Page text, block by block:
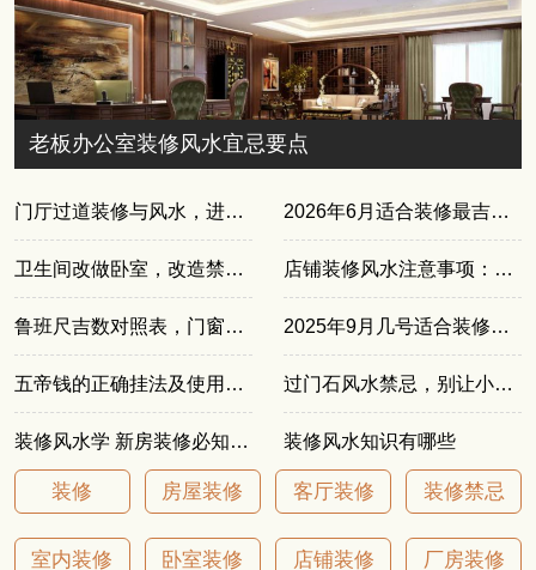
老板办公室装修风水宜忌要点
门厅过道装修与风水，进门三见与装修避坑指南 2026年6月适合装修最吉利的好日子
卫生间改做卧室，改造禁忌与实用技巧全在这 店铺装修风水注意事项：选址与布局全攻略
鲁班尺吉数对照表，门窗尺寸这样选最吉利 2025年9月几号适合装修房子
五帝钱的正确挂法及使用方法，轻松搞定风水小细节 过门石风水禁忌，别让小细节影响大运
装修风水学 新房装修必知禁忌 装修风水知识有哪些
装修 房屋装修 客厅装修 装修禁忌
室内装修 卧室装修 店铺装修 厂房装修